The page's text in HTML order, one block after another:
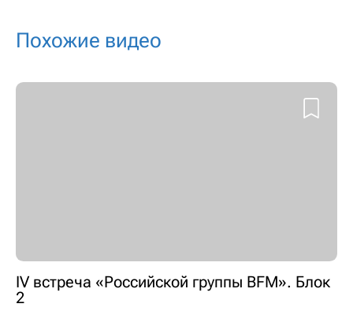
Похожие видео
IV встреча «Российской группы BFM». Блок
2